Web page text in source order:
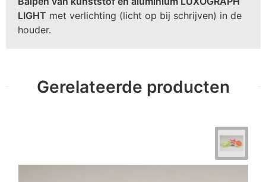
LIGHT met verlichting (licht op bij schrijven) in de
houder.
Gerelateerde producten